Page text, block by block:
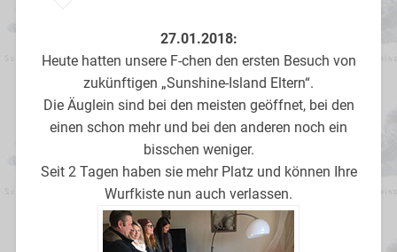
27.01.2018:
Heute hatten unsere F-chen den ersten Besuch von
zukünftigen „Sunshine-Island Eltern“.
Die Äuglein sind bei den meisten geöffnet, bei den
einen schon mehr und bei den anderen noch ein
bisschen weniger.
Seit 2 Tagen haben sie mehr Platz und können Ihre
Wurfkiste nun auch verlassen.